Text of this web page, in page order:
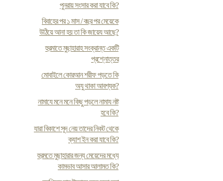
পুনরায় সংসার করা যাবে কি?
বিবাহের পর ১ মাস / বছর পর মেয়েকে
উঠিয়ে আনা হয় তা কি জায়েয আছে?
হুরমাতে মুছাহারাহ সংক্রান্ত একটি
প্রশ্নোত্তর
মোবাইলে কোরআন শরীফ পড়তে কি
অযু থাকা আবশ্যক?
নামাযে মনে মনে কিছু পড়লে নামায নষ্ট
হবে কি?
যারা বিকাশে সূদ নেয় তাদের নিকট থেকে
ক্যাশ ইন করা যাবে কি?
হুরমতে মুছাহারার জন্য মেয়েদের মধ্যে
কামভাব আসার আলামত কি?